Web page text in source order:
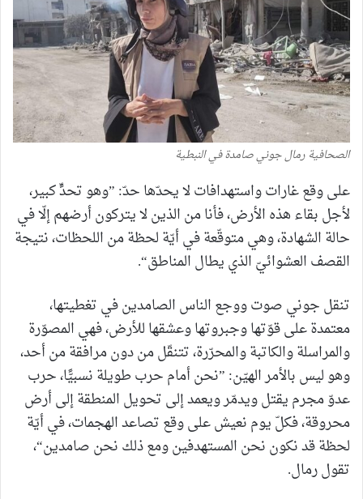
الصحافية رمال جوني صامدة في النبطية
على وقع غارات واستهدافات لا يحدّها حدّ: ”وهو تحدٍّ كبير،
لأجل بقاء هذه الأرض، فأنا من الذين لا يتركون أرضهم إلّا في
حالة الشهادة، وهي متوقّعة في أيّة لحظة من اللحظات، نتيجة
القصف العشوائيّ الذي يطال المناطق“.
تنقل جوني صوت ووجع الناس الصامدين في تغطيتها،
معتمدة على قوّتها وجبروتها وعشقها للأرض، فهي المصوّرة
والمراسلة والكاتبة والمحرّرة، تتنقّل من دون مرافقة من أحد،
وهو ليس بالأمر الهيّن: ”نحن أمام حرب طويلة نسبيًّا، حرب
عدوّ مجرم يقتل ويدمّر ويعمد إلى تحويل المنطقة إلى أرض
محروقة، فكلّ يوم نعيش على وقع تصاعد الهجمات، في أيّة
لحظة قد نكون نحن المستهدفين ومع ذلك نحن صامدين“،
تقول رمال.